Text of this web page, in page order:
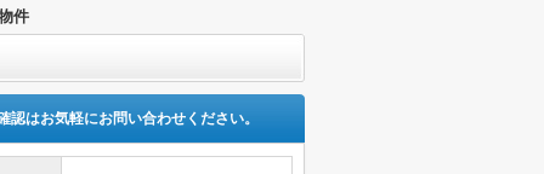
件
認はお気軽にお問い合わせください。